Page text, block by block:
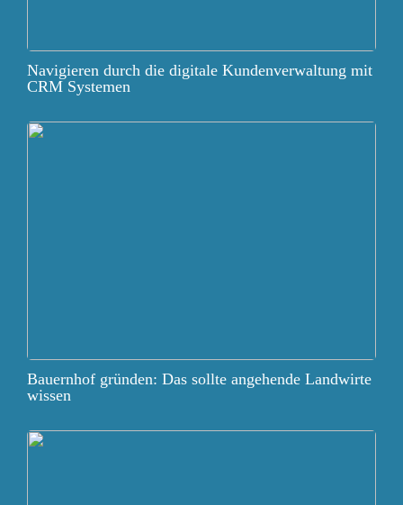
Navigieren durch die digitale Kundenverwaltung mit
CRM Systemen
Bauernhof gründen: Das sollte angehende Landwirte
wissen